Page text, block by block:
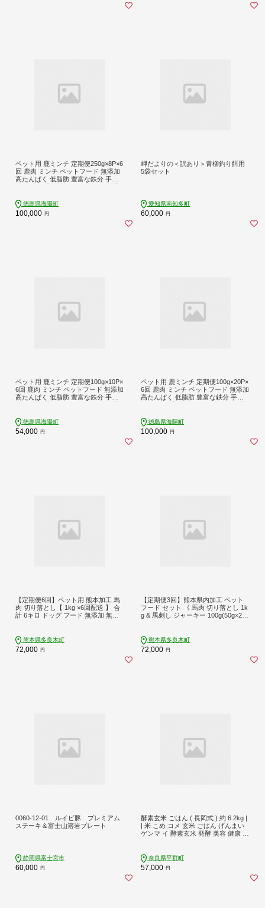
ペット用 鹿ミンチ 定期便250g×8P×6
回 鹿肉 ミンチ ペットフード 無添加
高たんぱく 低脂肪 豊富な鉄分 手作
徳島県海陽町
100,000 円
岬だよりの＜訳あり＞青柳釣り餌用
5袋セット
愛知県南知多町
60,000 円
ペット用 鹿ミンチ 定期便100g×10P×
6回 鹿肉 ミンチ ペットフード 無添加
高たんぱく 低脂肪 豊富な鉄分 手作
徳島県海陽町
54,000 円
ペット用 鹿ミンチ 定期便100g×20P×
6回 鹿肉 ミンチ ペットフード 無添加
高たんぱく 低脂肪 豊富な鉄分 手作
徳島県海陽町
100,000 円
【定期便6回】ペット用 熊本加工 馬
肉 切り落とし【 1kg ×6回配送 】 合
計 6キロ ドッグ フード 無添加 無香
熊本県多良木町
72,000 円
【定期便3回】熊本県内加工 ペット
フード セット 《 馬肉 切り落とし 1k
g & 馬刺し ジャーキー 100g(50g×2)
ペット お肉専門店 熊本県 馬肉 冷凍
詰め合わせ 041-0514
熊本県多良木町
72,000 円
0060-12-01 ルイビ豚 プレミアム
ステーキ＆富士山溶岩プレート
静岡県富士宮市
60,000 円
酵素玄米 ごはん ( 長岡式 ) 約 6.2kg |
| 米 こめ コメ 玄米 ごはん げんまい
ゲンマ イ 酵素玄米 発酵 美容 健康 酵
無肥料 小豆 塩 消化がいい アンチエ
イジング 便秘解消 モチモチ感 オー
ガニックカフェ イマジン 奈良県 平
奈良県平群町
57,000 円